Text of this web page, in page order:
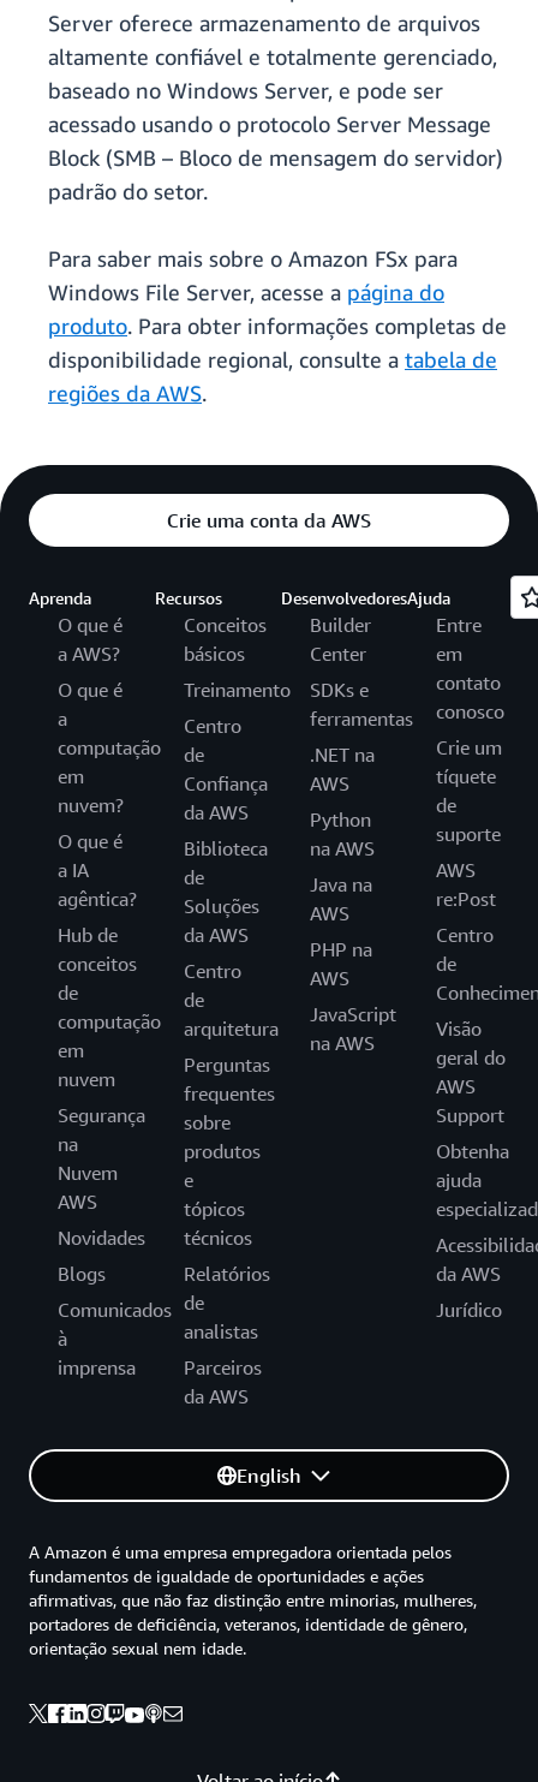
Server oferece armazenamento de arquivos
altamente confiável e totalmente gerenciado,
baseado no Windows Server, e pode ser
acessado usando o protocolo Server Message
Block (SMB – Bloco de mensagem do servidor)
padrão do setor.
Para saber mais sobre o Amazon FSx para
Windows File Server, acesse a página do
produto. Para obter informações completas de
disponibilidade regional, consulte a tabela de
regiões da AWS.
Crie uma conta da AWS
Aprenda
O que é
a AWS?
O que é
a
computação
em
nuvem?
O que é
a IA
agêntica?
Hub de
conceitos
de
computação
em
nuvem
Segurança
na
Nuvem
AWS
Novidades
Blogs
Comunicados
à
imprensa
Recursos
Conceitos
básicos
Treinamento
Centro
de
Confiança
da AWS
Biblioteca
de
Soluções
da AWS
Centro
de
arquitetura
Perguntas
frequentes
sobre
produtos
e
tópicos
técnicos
Relatórios
de
analistas
Parceiros
da AWS
Desenvolvedores
Builder
Center
SDKs e
ferramentas
.NET na
AWS
Python
na AWS
Java na
AWS
PHP na
AWS
JavaScript
na AWS
Ajuda
Entre
em
contato
conosco
Crie um
tíquete
de
suporte
AWS
re:Post
Centro
de
Visão
geral do
AWS
Support
Obtenha
ajuda
da AWS
Jurídico
English
A Amazon é uma empresa empregadora orientada pelos
fundamentos de igualdade de oportunidades e ações
afirmativas, que não faz distinção entre minorias, mulheres,
portadores de deficiência, veteranos, identidade de gênero,
orientação sexual nem idade.